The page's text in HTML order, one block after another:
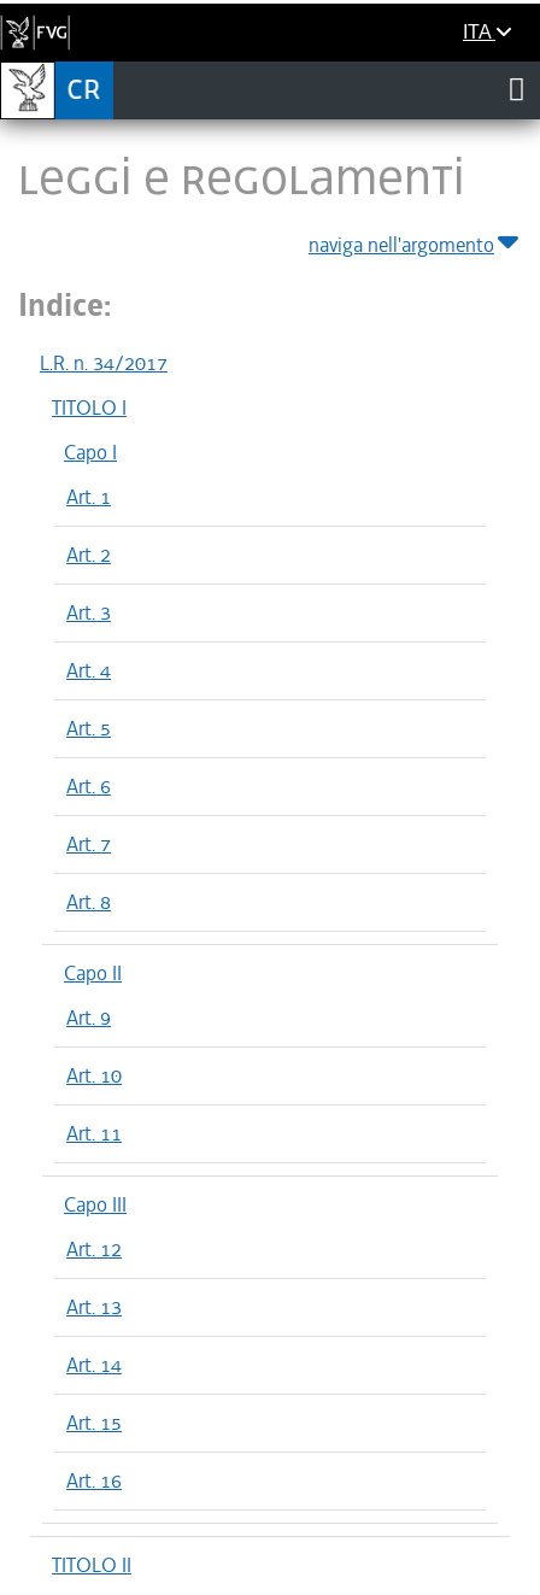
ITA
LEGGI E REGOLAMENTI
naviga nell'argomento
Indice:
L.R. n. 34/2017
TITOLO I
Capo I
Art. 1
Art. 2
Art. 3
Art. 4
Art. 5
Art. 6
Art. 7
Art. 8
Capo II
Art. 9
Art. 10
Art. 11
Capo III
Art. 12
Art. 13
Art. 14
Art. 15
Art. 16
TITOLO II